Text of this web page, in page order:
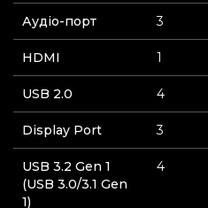
Аудіо-порт 3
HDMI 1
USB 2.0 4
Display Port 3
USB 3.2 Gen 1
(USB 3.0/3.1 Gen
1)
4